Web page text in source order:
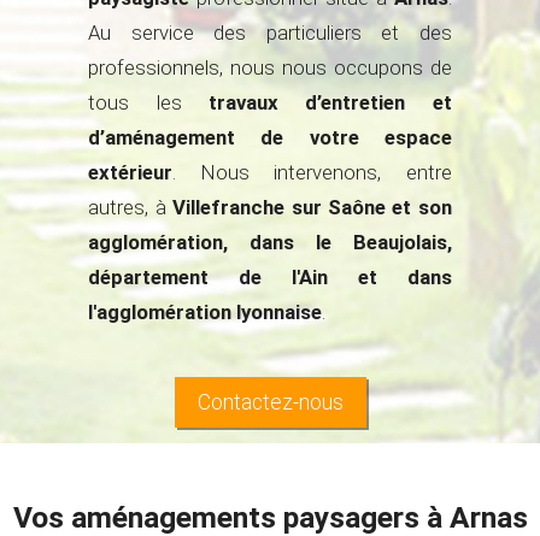
CONTACT
Au service des particuliers et des
professionnels, nous nous occupons de
tous les travaux d’entretien et
d’aménagement de votre espace
extérieur. Nous intervenons, entre
autres, àVillefranche sur Saône et son
agglomération, dans le Beaujolais,
département de l'Ain et dans
l'agglomération lyonnaise.
Contactez-nous
Vos aménagements paysagers à Arnas